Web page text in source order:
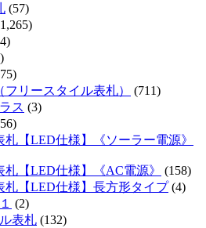
(57)
リースタイル表札）
(711)
ス (3)
札【LED仕様】《ソーラー電源》
札【LED仕様】《AC電源》
(158)
札【LED仕様】長方形タイプ(4)
(2)
表札 (132)